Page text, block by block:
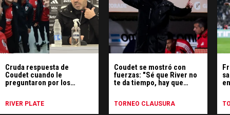
Cruda respuesta de
Coudet cuando le
preguntaron por los
RIVER PLATE
Coudet se mostró con
fuerzas: "Sé que River no
te da tiempo, hay que
TORNEO CLAUSURA